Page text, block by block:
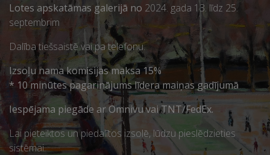
Lotes apskatāmas galerijā no 2024. gada 13. līdz 25.
septembrim
Dalība tiešsaistē vai pa telefonu.
Izsoļu nama komisijas maksa 15%
* 10 minūtes pagarinājums līdera maiņas gadījumā
Iespējama piegāde ar Omnivu vai TNT/FedEx.
Lai pieteiktos un piedalītos izsolē, lūdzu pieslēdzieties
sistēmai.